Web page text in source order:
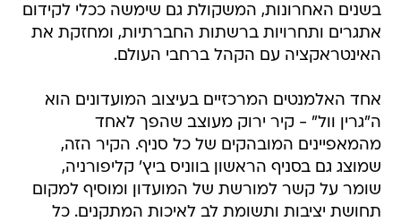
בשנים האחרונות, המשקולת גם שימשה ככלי לקידום
אתגרים ותחרויות ברשתות החברתיות, ומחזקת את
האינטראקציה עם הקהל ברחבי העולם.
אחד האלמנטים המרכזיים בעיצוב המועדונים הוא
ה"גרין וול" - קיר ירוק מעוצב שהפך לאחד
מהמאפיינים המובהקים של כל סניף. הקיר הזה,
שמוצג גם בסניף הראשון בווניס ביץ' קליפורניה,
שומר על קשר למורשת של המועדון ומוסיף למקום
תחושת יציבות ותשומת לב לאיכות המתקנים. כל